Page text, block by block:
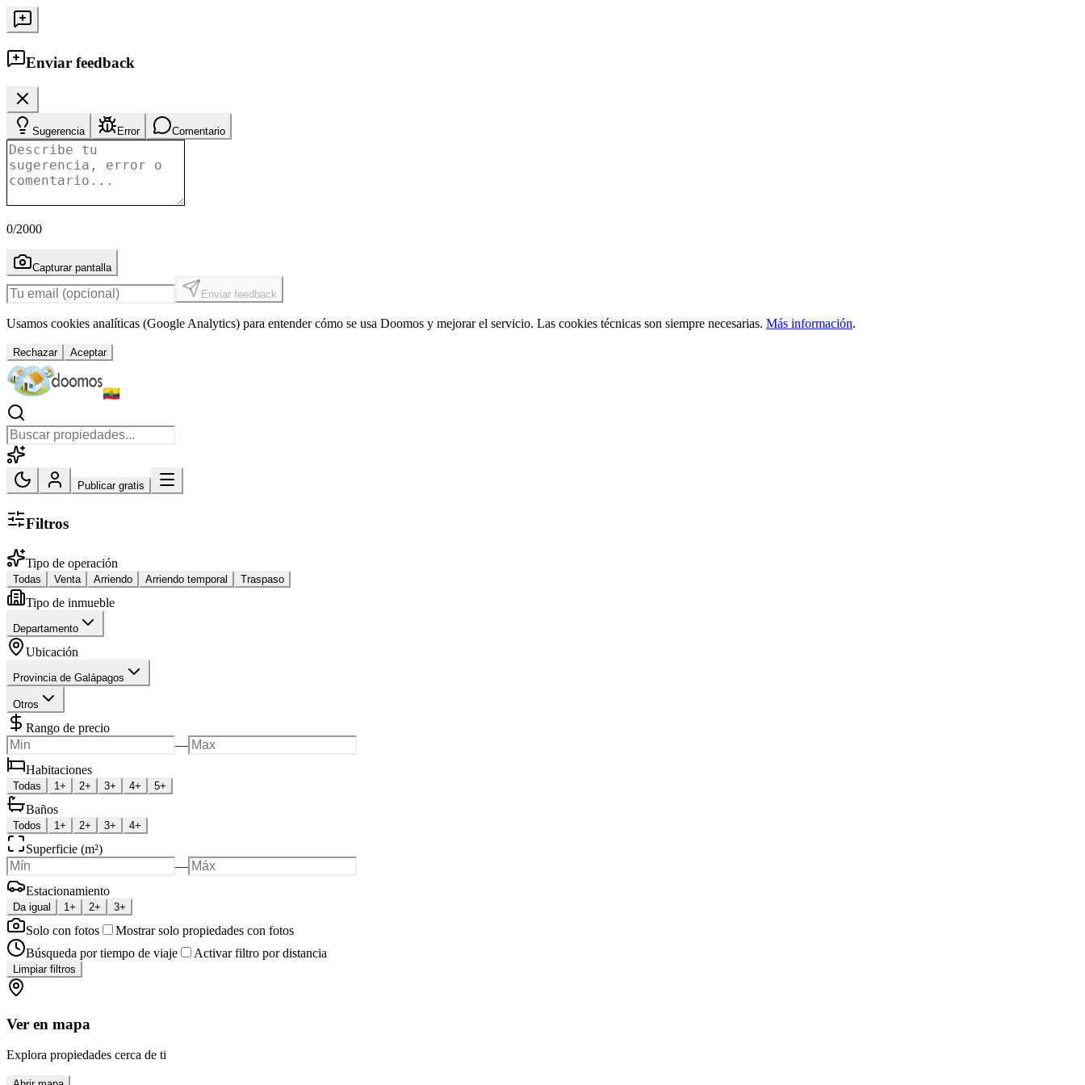
Enviar feedback
Sugerencia Error Comentario
0/2000
Capturar pantalla
Enviar feedback
Usamos cookies analíticas (Google Analytics) para entender cómo se usa Doomos y mejorar el servicio. Las cookies técnicas son siempre necesarias. Más información.
Rechazar Aceptar
Publicar gratis
Filtros
Tipo de operación
Todas Venta Arriendo Arriendo temporal Traspaso
Tipo de inmueble
Departamento
Ubicación
Provincia de Galápagos
Otros
Rango de precio
—
Habitaciones
Todas 1+ 2+ 3+ 4+ 5+
Baños
Todos 1+ 2+ 3+ 4+
Superficie (m²)
—
Estacionamiento
Da igual 1+ 2+ 3+
Solo con fotos
Mostrar solo propiedades con fotos
Búsqueda por tiempo de viaje
Activar filtro por distancia
Limpiar filtros
Ver en mapa
Explora propiedades cerca de ti